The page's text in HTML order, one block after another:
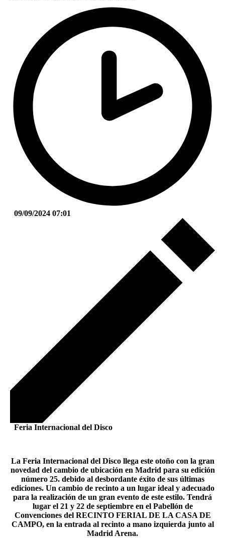
09/09/2024 07:01
Feria Internacional del Disco
La Feria Internacional del Disco llega este otoño con la gran
novedad del cambio de ubicación en Madrid para su edición
número 25. debido al desbordante éxito de sus últimas
ediciones. Un cambio de recinto a un lugar ideal y adecuado
para la realización de un gran evento de este estilo. Tendrá
lugar el 21 y 22 de septiembre en el Pabellón de
Convenciones del RECINTO FERIAL DE LA CASA DE
CAMPO, en la entrada al recinto a mano izquierda junto al
Madrid Arena.